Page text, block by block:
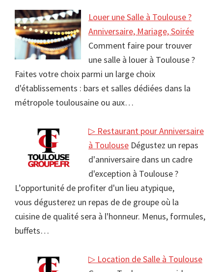
Louer une Salle à Toulouse ?
Anniversaire, Mariage, Soirée
Comment faire pour trouver
une salle à louer à Toulouse ?
Faites votre choix parmi un large choix
d'établissements : bars et salles dédiées dans la
métropole toulousaine ou aux…
▷ Restaurant pour Anniversaire
à Toulouse Dégustez un repas
d'anniversaire dans un cadre
d'exception à Toulouse ?
L’opportunité de profiter d'un lieu atypique,
vous dégusterez un repas de de groupe où la
cuisine de qualité sera à l'honneur. Menus, formules,
buffets…
▷ Location de Salle à Toulouse